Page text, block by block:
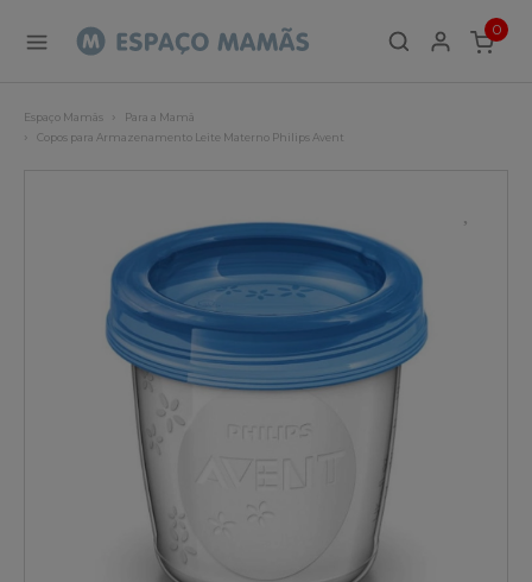
0
ITEMS
Espaço Mamãs
Para a Mamã
Copos para Armazenamento Leite Materno Philips Avent